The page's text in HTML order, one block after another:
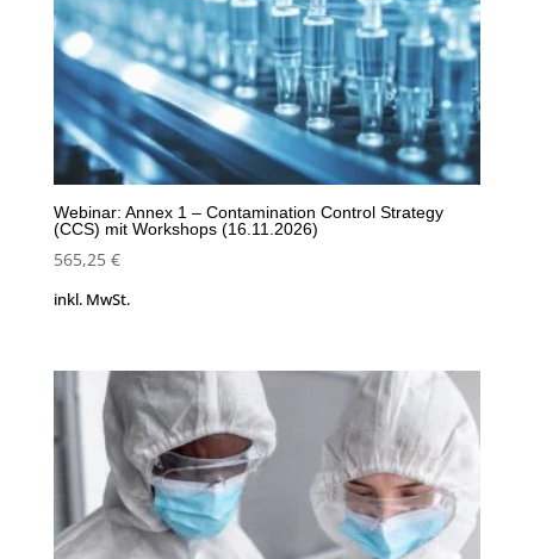
Webinar: Annex 1 – Contamination Control Strategy
(CCS) mit Workshops (16.11.2026)
565,25 €
inkl. MwSt.